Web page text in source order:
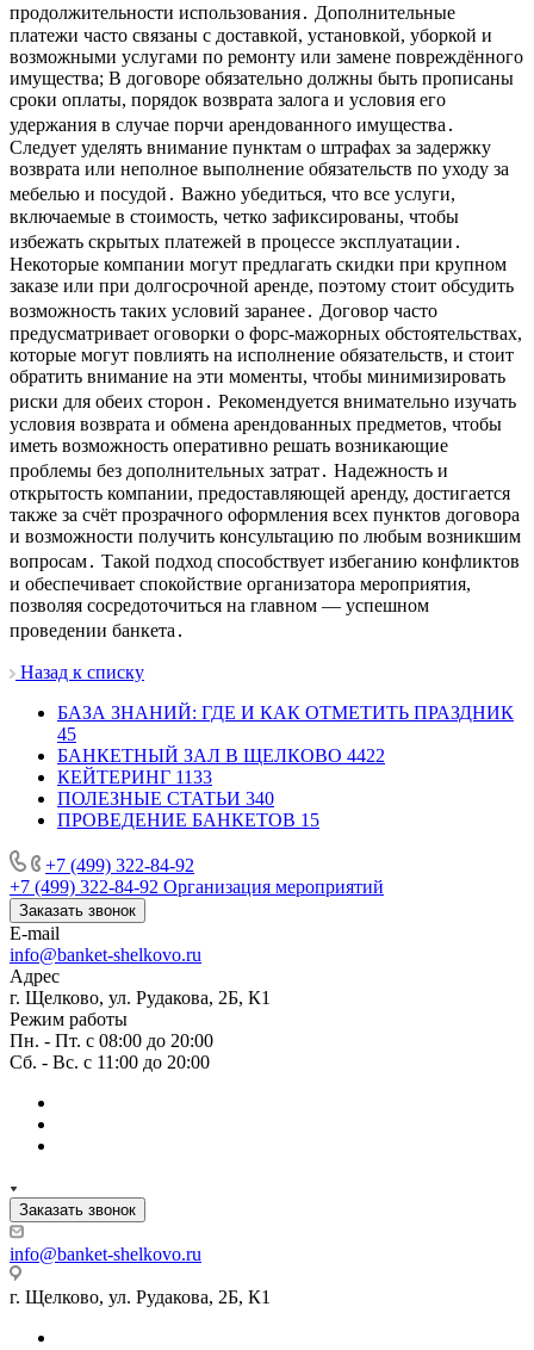
продолжительности использования․ Дополнительные
платежи часто связаны с доставкой, установкой, уборкой и
возможными услугами по ремонту или замене повреждённого
имущества; В договоре обязательно должны быть прописаны
сроки оплаты, порядок возврата залога и условия его
удержания в случае порчи арендованного имущества․
Следует уделять внимание пунктам о штрафах за задержку
возврата или неполное выполнение обязательств по уходу за
мебелью и посудой․ Важно убедиться, что все услуги,
включаемые в стоимость, четко зафиксированы, чтобы
избежать скрытых платежей в процессе эксплуатации․
Некоторые компании могут предлагать скидки при крупном
заказе или при долгосрочной аренде, поэтому стоит обсудить
возможность таких условий заранее․ Договор часто
предусматривает оговорки о форс-мажорных обстоятельствах,
которые могут повлиять на исполнение обязательств, и стоит
обратить внимание на эти моменты, чтобы минимизировать
риски для обеих сторон․ Рекомендуется внимательно изучать
условия возврата и обмена арендованных предметов, чтобы
иметь возможность оперативно решать возникающие
проблемы без дополнительных затрат․ Надежность и
открытость компании, предоставляющей аренду, достигается
также за счёт прозрачного оформления всех пунктов договора
и возможности получить консультацию по любым возникшим
вопросам․ Такой подход способствует избеганию конфликтов
и обеспечивает спокойствие организатора мероприятия,
позволяя сосредоточиться на главном — успешном
проведении банкета․
Назад к списку
БАЗА ЗНАНИЙ: ГДЕ И КАК ОТМЕТИТЬ ПРАЗДНИК
45
БАНКЕТНЫЙ ЗАЛ В ЩЕЛКОВО 4422
КЕЙТЕРИНГ 1133
ПОЛЕЗНЫЕ СТАТЬИ 340
ПРОВЕДЕНИЕ БАНКЕТОВ 15
+7 (499) 322-84-92
+7 (499) 322-84-92 Организация мероприятий
Заказать звонок
E-mail
info@banket-shelkovo.ru
Адрес
г. Щелково, ул. Рудакова, 2Б, К1
Режим работы
Пн. - Пт. с 08:00 до 20:00
Сб. - Вс. с 11:00 до 20:00
Заказать звонок
info@banket-shelkovo.ru
г. Щелково, ул. Рудакова, 2Б, К1